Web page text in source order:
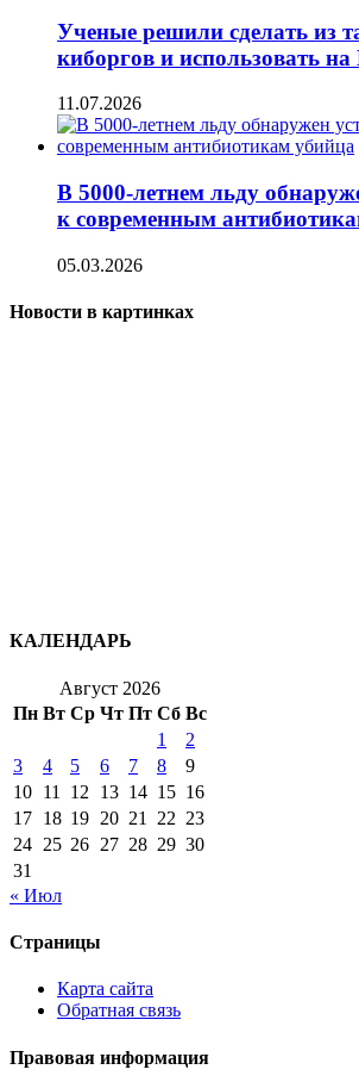
Ученые решили сделать из
киборгов и использовать
11.07.2026
В 5000-летнем льду
к современным
05.03.2026
Новости в картинках
КАЛЕНДАРЬ
Август 2026
Пн Вт Ср Чт Пт Сб Вс
1
2
3
4 5 6 7 8
9
10 11 12 13 14 15 16
17 18 19 20 21 22 23
24 25 26 27 28 29 30
31
« Июл
Страницы
Карта сайта
Обратная связь
Правовая информация